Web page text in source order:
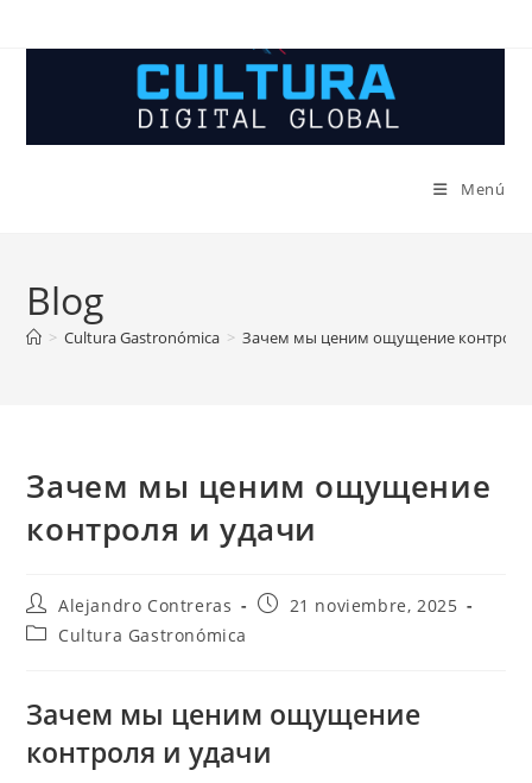
Menú
Blog
> Cultura Gastronómica > Зачем мы ценим ощущение контроля
Зачем мы ценим ощущение
контроля и удачи
Autor
de
la
Alejandro Contreras
Entrada21 noviembre, 2025
Categoría
entrada:
Cultura Gastronómica
Зачем мы ценим ощущение
контроля и удачи